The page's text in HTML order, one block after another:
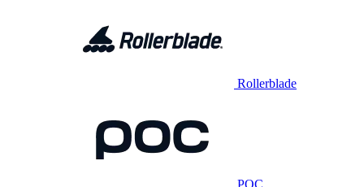
Rollerblade
POC